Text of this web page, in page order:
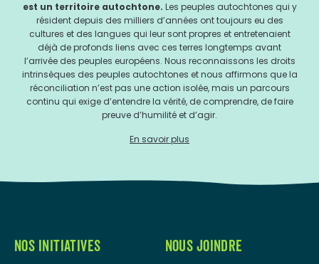
est un territoire autochtone. Les peuples autochtones qui y
résident depuis des milliers d’années ont toujours eu des
cultures et des langues qui leur sont propres et entretenaient
déjà de profonds liens avec ces terres longtemps avant
l’arrivée des peuples européens. Nous reconnaissons les droits
intrinsèques des peuples autochtones et nous affirmons que la
réconciliation n’est pas une action isolée, mais un parcours
continu qui exige d’entendre la vérité, de comprendre, de faire
preuve d’humilité et d’agir.
En savoir plus
NOS INITIATIVES NOUS JOINDRE